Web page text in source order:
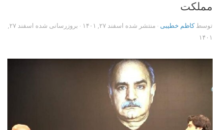
مملکت
توسطکاظم خطیبی · منتشر شده اسفند ۲۷, ۱۴۰۱ · بروزرسانی شده
اسفند ۲۷,
۱۴۰۱